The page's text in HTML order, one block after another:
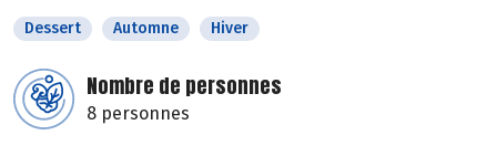
Dessert Automne Hiver
Nombre de personnes
8 personnes